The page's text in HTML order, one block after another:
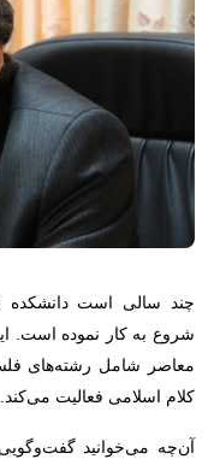
چند سالی است دانشکده
شروع به کار نموده است.
معاصر شامل رشته‌های
کلام اسلامی فعالیت می‌کند.
آن‌چه می‌خوانید